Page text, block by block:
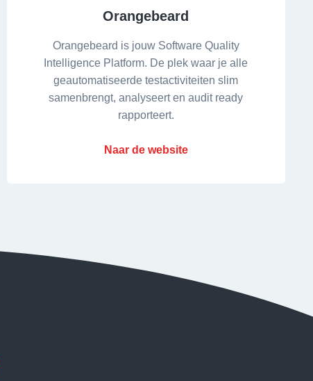
Orangebeard
Orangebeard is jouw Software Quality
Intelligence Platform. De plek waar je alle
geautomatiseerde testactiviteiten slim
samenbrengt, analyseert en audit ready
rapporteert.
Naar de website